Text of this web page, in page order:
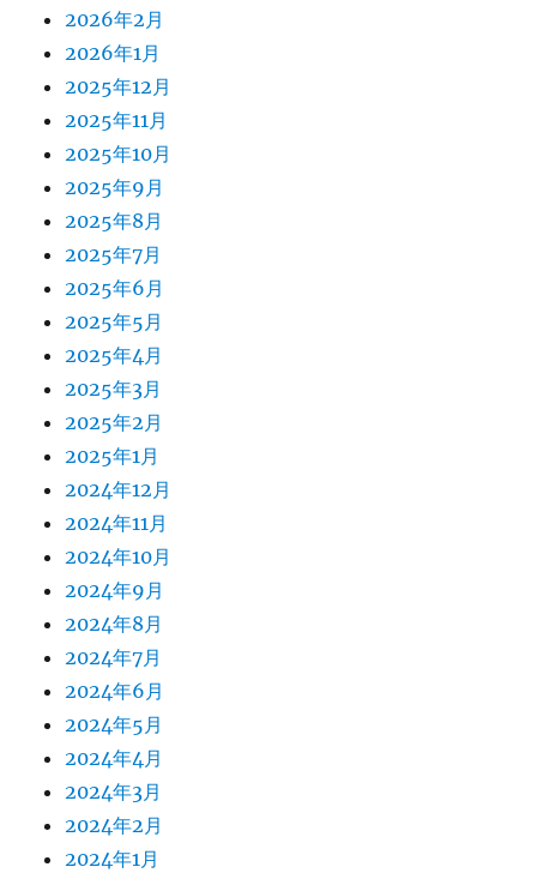
2026年2月
2026年1月
2025年12月
2025年11月
2025年10月
2025年9月
2025年8月
2025年7月
2025年6月
2025年5月
2025年4月
2025年3月
2025年2月
2025年1月
2024年12月
2024年11月
2024年10月
2024年9月
2024年8月
2024年7月
2024年6月
2024年5月
2024年4月
2024年3月
2024年2月
2024年1月